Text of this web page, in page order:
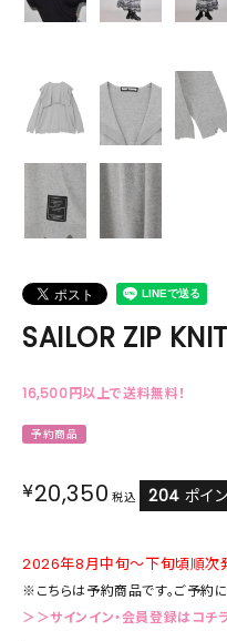
SAILOR ZIP
16,500円以上で送料無料！
予約商品
¥20,350 税込 204 ポイ
2026年8月中旬～下旬頃順次
※こちらは予約商品です。ご予約
＞＞サインイン・会員登録はコチ